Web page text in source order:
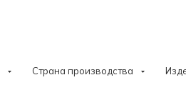
Страна производства